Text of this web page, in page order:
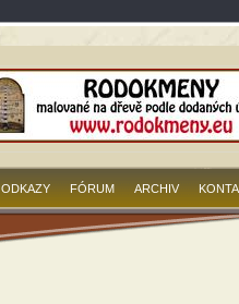
ODKAZY FÓRUM ARCHIV